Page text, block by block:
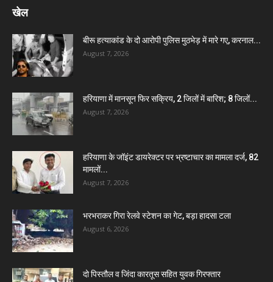
खेल
बीरू हत्याकांड के दो आरोपी पुलिस मुठभेड़ में मारे गए, करनाल...
August 7, 2026
हरियाणा में मानसून फिर सक्रिय, 2 जिलों में बारिश; 8 जिलों...
August 7, 2026
हरियाणा के जॉइंट डायरेक्टर पर भ्रष्टाचार का मामला दर्ज, 82
मामलों...
August 7, 2026
भरभराकर गिरा रेलवे स्टेशन का गेट, बड़ा हादसा टला
August 6, 2026
दो पिस्तौल व जिंदा कारतूस सहित युवक गिरफ्तार